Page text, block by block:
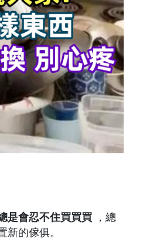
是會忍不住買買買 ，總
新的傢俱。